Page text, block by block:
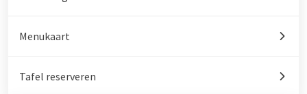
Menukaart
Tafel reserveren